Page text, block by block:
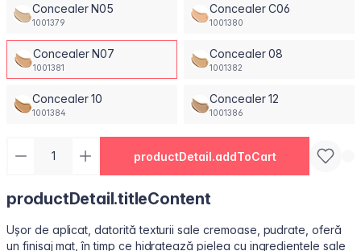
Concealer N05
1001379
Concealer C06
1001380
Concealer N07
1001381
Concealer 08
1001382
Concealer 10
1001384
Concealer 12
1001386
productDetail.addToCart
productDetail.titleContent
Ușor de aplicat, datorită texturii sale cremoase, pudrate, oferă
un finisaj mat, în timp ce hidratează pielea cu ingredientele sale